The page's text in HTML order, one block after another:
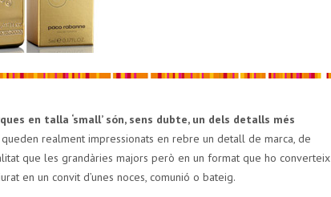
en talla ‘small’ són, sens dubte, un dels detalls més
queden realment impressionats en rebre un detall de marca, de
que les grandàries majors però en un format que ho converteix
en un convit d’unes noces, comunió o bateig.